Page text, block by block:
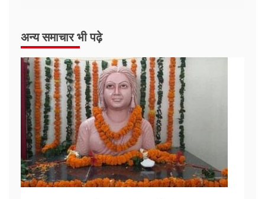
अन्य समाचार भी पढ़े